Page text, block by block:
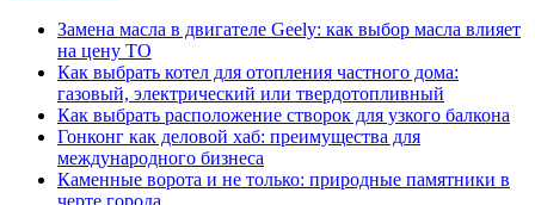
Замена масла в двигателе Geely: как выбор масла влияет
на цену ТО
Как выбрать котел для отопления частного дома:
газовый, электрический или твердотопливный
Как выбрать расположение створок для узкого балкона
Гонконг как деловой хаб: преимущества для
международного бизнеса
Каменные ворота и не только: природные памятники в
черте города